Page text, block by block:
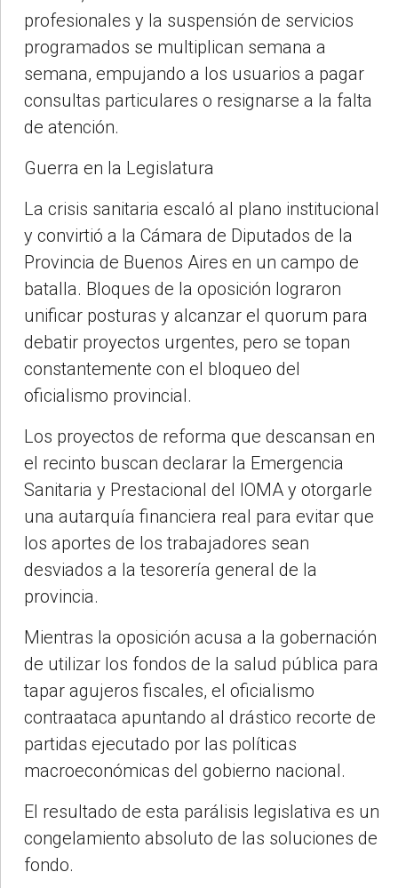
profesionales y la suspensión de servicios
programados se multiplican semana a
semana, empujando a los usuarios a pagar
consultas particulares o resignarse a la falta
de atención.
Guerra en la Legislatura
La crisis sanitaria escaló al plano institucional
y convirtió a la Cámara de Diputados de la
Provincia de Buenos Aires en un campo de
batalla. Bloques de la oposición lograron
unificar posturas y alcanzar el quorum para
debatir proyectos urgentes, pero se topan
constantemente con el bloqueo del
oficialismo provincial.
Los proyectos de reforma que descansan en
el recinto buscan declarar la Emergencia
Sanitaria y Prestacional del IOMA y otorgarle
una autarquía financiera real para evitar que
los aportes de los trabajadores sean
desviados a la tesorería general de la
provincia.
Mientras la oposición acusa a la gobernación
de utilizar los fondos de la salud pública para
tapar agujeros fiscales, el oficialismo
contraataca apuntando al drástico recorte de
partidas ejecutado por las políticas
macroeconómicas del gobierno nacional.
El resultado de esta parálisis legislativa es un
congelamiento absoluto de las soluciones de
fondo.